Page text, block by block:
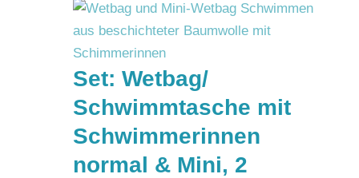
Set: Wetbag/
Schwimmtasche mit
Schwimmerinnen
normal & Mini, 2